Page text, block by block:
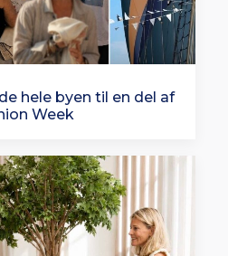
hele byen til en del af
Week